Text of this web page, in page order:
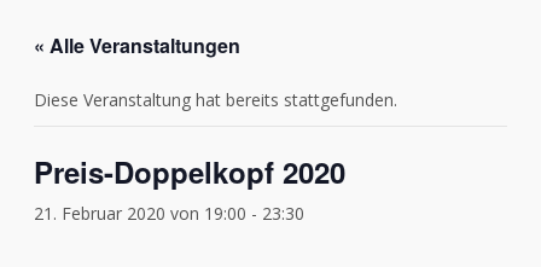
« Alle Veranstaltungen
Diese Veranstaltung hat bereits stattgefunden.
Preis-Doppelkopf 2020
21. Februar 2020 von 19:00 - 23:30